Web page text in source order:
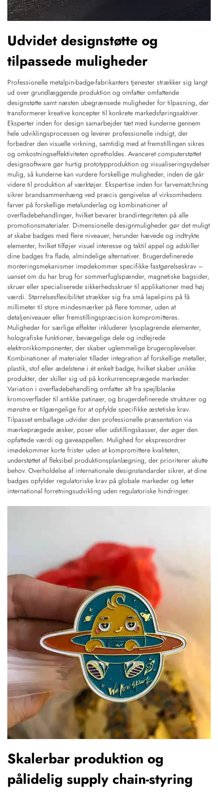
Udvidet designstøtte og
tilpassede muligheder
Professionelle metalpin-badge-fabrikanters tjenester strækker sig langt
ud over grundlæggende produktion og omfatter omfattende
designstøtte samt næsten ubegrænsede muligheder for tilpasning, der
transformerer kreative koncepter til konkrete markedsføringsaktiver.
Eksperter inden for design samarbejder tæt med kunderne gennem
hele udviklingsprocessen og leverer professionelle indsigt, der
forbedrer den visuelle virkning, samtidig med at fremstillingen sikres
og omkostningseffektiviteten opretholdes. Avanceret computerstøttet
designsoftware gør hurtig prototypproduktion og visualiseringsydelser
mulig, så kunderne kan vurdere forskellige muligheder, inden de går
videre til produktion af værktøjer. Ekspertise inden for farvematchning
sikrer brandsammenhæng ved præcis gengivelse af virksomhedens
farver på forskellige metalunderlag og kombinationer af
overfladebehandlinger, hvilket bevarer brandintegriteten på alle
promotionsmaterialer. Dimensionelle designmuligheder gør det muligt
at skabe badges med flere niveauer, herunder hævede og indtrykte
elementer, hvilket tilføjer visuel interesse og taktil appel og adskiller
dine badges fra flade, almindelige alternativer. Brugerdefinerede
monteringsmekanismer imødekommer specifikke fastgørelseskrav –
uanset om du har brug for sommerfuglspænder, magnetiske bagsider,
skruer eller specialiserede sikkerhedsskruer til applikationer med høj
værdi. Størrelsesflexibilitet strækker sig fra små lapel-pins på få
millimeter til store mindesmærker på flere tommer, uden at
detaljeniveauer eller fremstillingspræcision kompromitteres.
Muligheder for særlige effekter inkluderer lysoplagrende elementer,
holografiske funktioner, bevægelige dele og indlejrede
elektronikkomponenter, der skaber uglemmelige brugeroplevelser.
Kombinationer af materialer tillader integration af forskellige metaller,
plastik, stof eller ædelstene i ét enkelt badge, hvilket skaber unikke
produkter, der skiller sig ud på konkurrenceprægede markeder.
Variation i overfladebehandling omfatter alt fra spejlblanke
kromoverflader til antikke patinaer, og brugerdefinerede strukturer og
mønstre er tilgængelige for at opfylde specifikke æstetiske krav.
Tilpasset emballage udvider den professionelle præsentation via
mærkeprægede æsker, poser eller udstillingskasser, der øger den
opfattede værdi og gaveappellen. Mulighed for ekspresordrer
imødekommer korte frister uden at kompromittere kvaliteten,
understøttet af fleksibel produktionsplanlægning, der prioriterer akutte
behov. Overholdelse af internationale designstandarder sikrer, at dine
badges opfylder regulatoriske krav på globale markeder og letter
international forretningsudvikling uden regulatoriske hindringer.
Skalerbar produktion og
pålidelig supply chain-styring